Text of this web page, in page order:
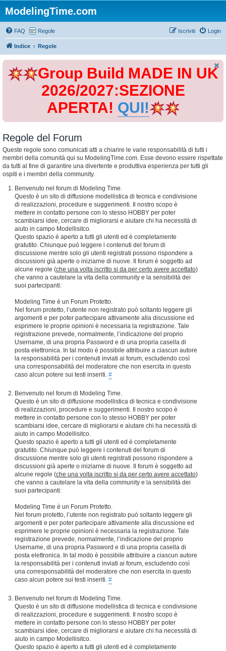
ModelingTime.com
FAQ Regole Login
Iscriviti
Indice Regole
Group Build MADE IN UK
2026/2027:SEZIONE
APERTA! QUI!
Regole del Forum
Queste regole sono comunicati atti a chiarire le varie responsabilità di tutti i
membri della comunità qui su ModelingTime.com. Esse devono essere rispettate
da tutti al fine di garantire una divertente e produttiva esperienza per tutti gli
ospiti e i membri della community.
Benvenuto nel forum di Modeling Time.
Questo è un sito di diffusione modellistica di tecnica e condivisione
di realizzazioni, procedure e suggerimenti. Il nostro scopo è
mettere in contatto persone con lo stesso HOBBY per poter
scambiarsi idee, cercare di migliorarsi e aiutare chi ha necessità di
aiuto in campo Modellisitco.
Questo spazio è aperto a tutti gli utenti ed è completamente
gratutito. Chiunque può leggere i contenuti del forum di
discussione mentre solo gli utenti registrati possono rispondere a
discussioni già aperte o iniziarne di nuove. Il forum è soggetto ad
alcune regole (che una volta iscritto si da per certo avere accettato)
che vanno a cautelare la vita della community e la sensibilità dei
suoi partecipanti:
Modeling Time è un Forum Protetto.
Nel forum protetto, l’utente non registrato può soltanto leggere gli
argomenti e per poter partecipare attivamente alla discussione ed
esprimere le proprie opinioni è necessaria la registrazione. Tale
registrazione prevede, normalmente, l’indicazione del proprio
Username, di una propria Password e di una propria casella di
posta elettronica. In tal modo è possibile attribuire a ciascun autore
la responsabilità per i contenuti inviati ai forum, escludendo così
una corresponsabilità del moderatore che non esercita in questo
caso alcun potere sui testi inseriti. #
Benvenuto nel forum di Modeling Time.
Questo è un sito di diffusione modellistica di tecnica e condivisione
di realizzazioni, procedure e suggerimenti. Il nostro scopo è
mettere in contatto persone con lo stesso HOBBY per poter
scambiarsi idee, cercare di migliorarsi e aiutare chi ha necessità di
aiuto in campo Modellisitco.
Questo spazio è aperto a tutti gli utenti ed è completamente
gratutito. Chiunque può leggere i contenuti del forum di
discussione mentre solo gli utenti registrati possono rispondere a
discussioni già aperte o iniziarne di nuove. Il forum è soggetto ad
alcune regole (che una volta iscritto si da per certo avere accettato)
che vanno a cautelare la vita della community e la sensibilità dei
suoi partecipanti:
Modeling Time è un Forum Protetto.
Nel forum protetto, l’utente non registrato può soltanto leggere gli
argomenti e per poter partecipare attivamente alla discussione ed
esprimere le proprie opinioni è necessaria la registrazione. Tale
registrazione prevede, normalmente, l’indicazione del proprio
Username, di una propria Password e di una propria casella di
posta elettronica. In tal modo è possibile attribuire a ciascun autore
la responsabilità per i contenuti inviati ai forum, escludendo così
una corresponsabilità del moderatore che non esercita in questo
caso alcun potere sui testi inseriti. #
Benvenuto nel forum di Modeling Time.
Questo è un sito di diffusione modellistica di tecnica e condivisione
di realizzazioni, procedure e suggerimenti. Il nostro scopo è
mettere in contatto persone con lo stesso HOBBY per poter
scambiarsi idee, cercare di migliorarsi e aiutare chi ha necessità di
aiuto in campo Modellisitco.
Questo spazio è aperto a tutti gli utenti ed è completamente